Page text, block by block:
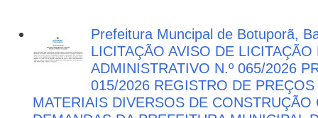
Prefeitura Muncipal de Botuporã,
LICITAÇÃO AVISO DE LICITAÇÃO
ADMINISTRATIVO N.º 065/2026
015/2026 REGISTRO DE
MATERIAIS DIVERSOS DE CONSTRUÇÃO